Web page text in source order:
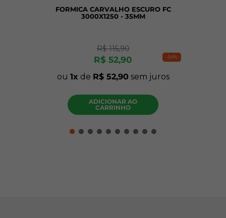
-54%
FORMICA CARVALHO ESCURO FC
3000X1250 - 35MM
R$ 115,90
R$ 52,90
ou 1 de R$ 52,90 sem juros
ADICIONAR AO
CARRINHO